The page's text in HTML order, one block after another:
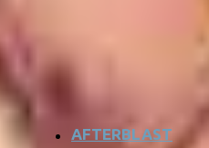
AFTERBLAST